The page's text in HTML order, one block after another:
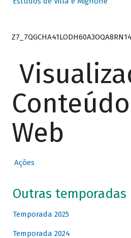
Web
Ações
Outras temporadas
Temporada 2025
Temporada 2024